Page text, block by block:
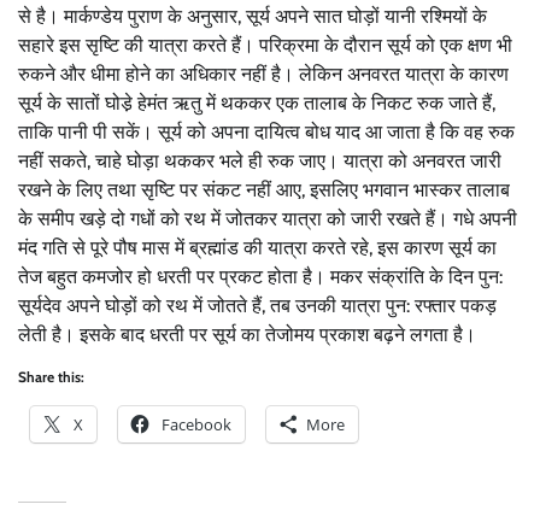
से है। मार्कण्डेय पुराण के अनुसार, सूर्य अपने सात घोड़ों यानी रश्मियों के
सहारे इस सृष्टि की यात्रा करते हैं। परिक्रमा के दौरान सूर्य को एक क्षण भी
रुकने और धीमा होने का अधिकार नहीं है। लेकिन अनवरत यात्रा के कारण
सूर्य के सातों घोडे़ हेमंत ऋतु में थककर एक तालाब के निकट रुक जाते हैं,
ताकि पानी पी सकें। सूर्य को अपना दायित्व बोध याद आ जाता है कि वह रुक
नहीं सकते, चाहे घोड़ा थककर भले ही रुक जाए। यात्रा को अनवरत जारी
रखने के लिए तथा सृष्टि पर संकट नहीं आए, इसलिए भगवान भास्कर तालाब
के समीप खड़े दो गधों को रथ में जोतकर यात्रा को जारी रखते हैं। गधे अपनी
मंद गति से पूरे पौष मास में ब्रह्मांड की यात्रा करते रहे, इस कारण सूर्य का
तेज बहुत कमजोर हो धरती पर प्रकट होता है। मकर संक्रांति के दिन पुन:
सूर्यदेव अपने घोड़ों को रथ में जोतते हैं, तब उनकी यात्रा पुन: रफ्तार पकड़
लेती है। इसके बाद धरती पर सूर्य का तेजोमय प्रकाश बढ़ने लगता है।
Share this:
X Facebook More